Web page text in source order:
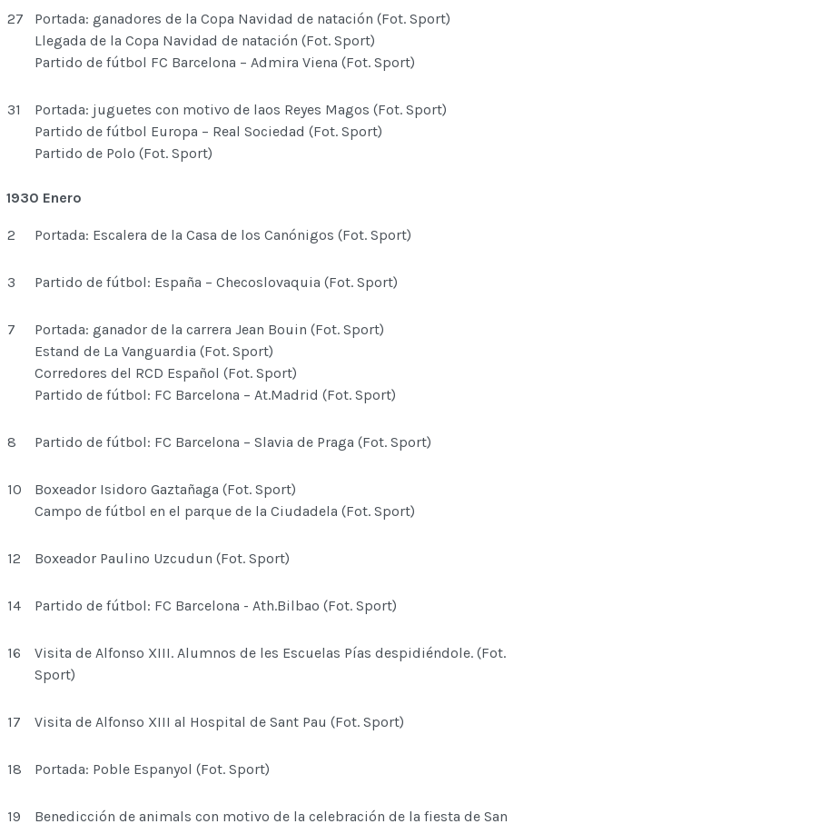
27
Portada: ganadores de la Copa Navidad de natación (Fot. Sport)
Llegada de la Copa Navidad de natación (Fot. Sport)
Partido de fútbol FC Barcelona – Admira Viena (Fot. Sport)
31
Portada: juguetes con motivo de laos Reyes Magos (Fot. Sport)
Partido de fútbol Europa – Real Sociedad (Fot. Sport)
Partido de Polo (Fot. Sport)
1930 Enero
2 Portada: Escalera de la Casa de los Canónigos (Fot. Sport)
3 Partido de fútbol: España – Checoslovaquia (Fot. Sport)
7
Portada: ganador de la carrera Jean Bouin (Fot. Sport)
Estand de La Vanguardia (Fot. Sport)
Corredores del RCD Español (Fot. Sport)
Partido de fútbol: FC Barcelona – At.Madrid (Fot. Sport)
8 Partido de fútbol: FC Barcelona – Slavia de Praga (Fot. Sport)
10
Boxeador Isidoro Gaztañaga (Fot. Sport)
Campo de fútbol en el parque de la Ciudadela (Fot. Sport)
12 Boxeador Paulino Uzcudun (Fot. Sport)
14 Partido de fútbol: FC Barcelona - Ath.Bilbao (Fot. Sport)
16
Visita de Alfonso XIII. Alumnos de les Escuelas Pías despidiéndole. (Fot.
Sport)
17 Visita de Alfonso XIII al Hospital de Sant Pau (Fot. Sport)
18 Portada: Poble Espanyol (Fot. Sport)
19
Benedicción de animals con motivo de la celebración de la fiesta de San